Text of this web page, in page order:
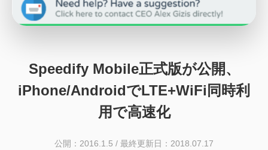
Speedify Mobile正式版が公開、
iPhone/AndroidでLTE+WiFi同時利
用で高速化
公開：2016.1.5 / 最終更新日：2018.07.17